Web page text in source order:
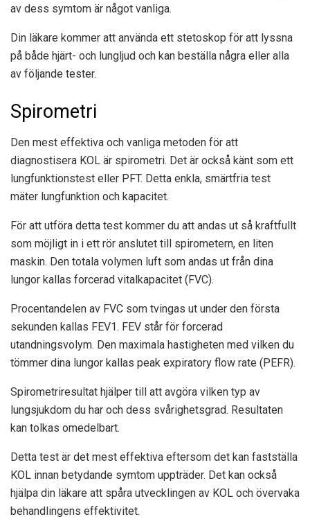
av dess symtom är något vanliga.
Din läkare kommer att använda ett stetoskop för att lyssna
på både hjärt- och lungljud och kan beställa några eller alla
av följande tester.
Spirometri
Den mest effektiva och vanliga metoden för att
diagnostisera KOL är spirometri. Det är också känt som ett
lungfunktionstest eller PFT. Detta enkla, smärtfria test
mäter lungfunktion och kapacitet.
För att utföra detta test kommer du att andas ut så kraftfullt
som möjligt in i ett rör anslutet till spirometern, en liten
maskin. Den totala volymen luft som andas ut från dina
lungor kallas forcerad vitalkapacitet (FVC).
Procentandelen av FVC som tvingas ut under den första
sekunden kallas FEV1. FEV står för forcerad
utandningsvolym. Den maximala hastigheten med vilken du
tömmer dina lungor kallas peak expiratory flow rate (PEFR).
Spirometriresultat hjälper till att avgöra vilken typ av
lungsjukdom du har och dess svårighetsgrad. Resultaten
kan tolkas omedelbart.
Detta test är det mest effektiva eftersom det kan fastställa
KOL innan betydande symtom uppträder. Det kan också
hjälpa din läkare att spåra utvecklingen av KOL och övervaka
behandlingens effektivitet.